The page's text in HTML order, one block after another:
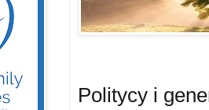
Politycy i